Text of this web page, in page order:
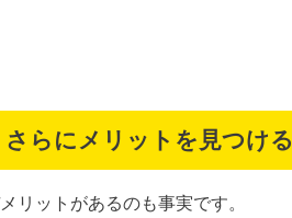
らにメリットを見つける
リットがあるのも事実です。